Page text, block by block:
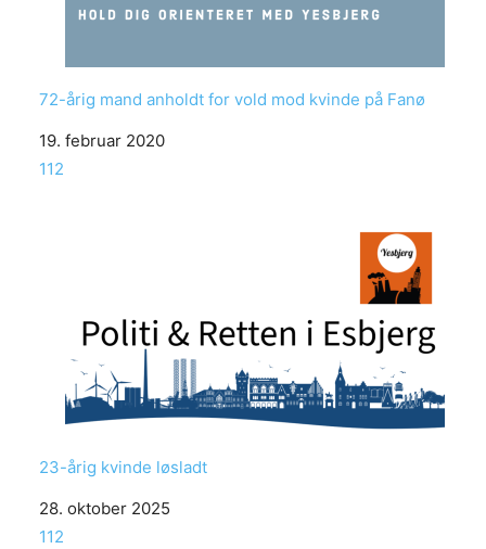
72-årig mand anholdt for vold mod kvinde på Fanø
Date
19. februar 2020
In relation to
112
23-årig kvinde løsladt
Date
28. oktober 2025
In relation to
112